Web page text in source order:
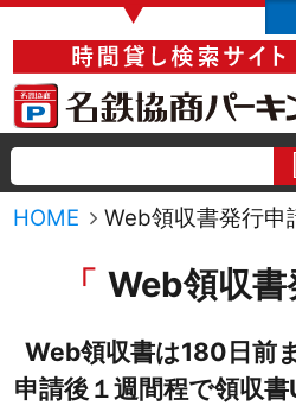
▼
HOME Web領収書発行申
Web領収書
Web領収書は180日前
申請後１週間程で領収